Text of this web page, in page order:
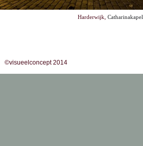
Harderwijk, Catharinakapel
©visueelconcept 2014